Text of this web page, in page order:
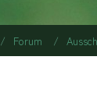
Forum